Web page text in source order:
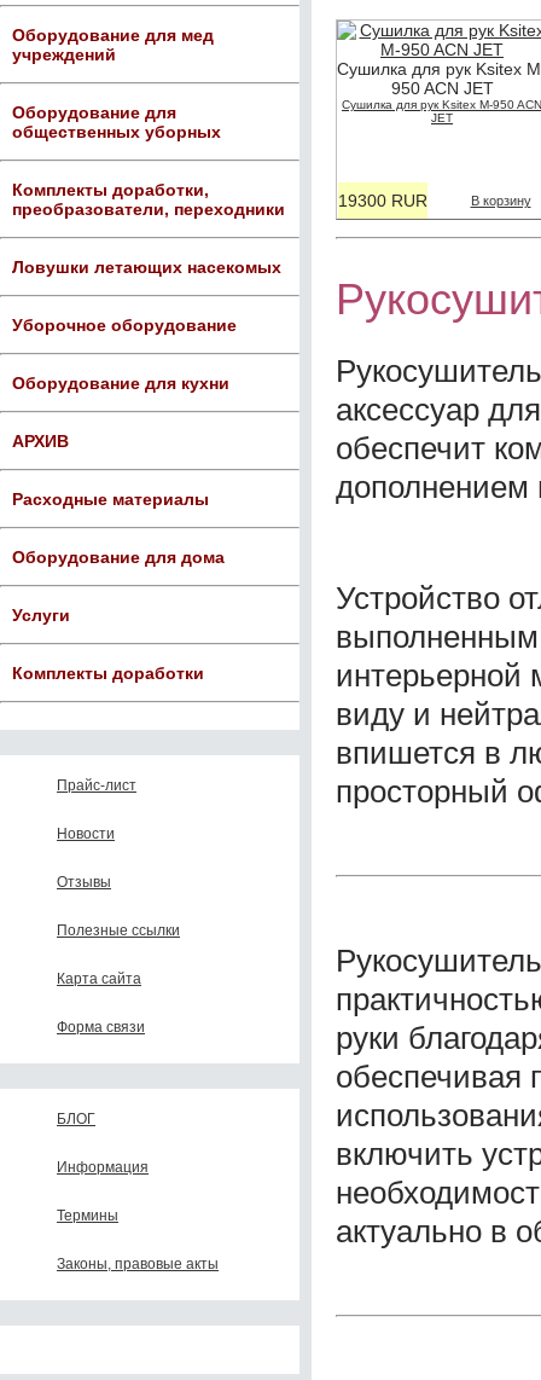
Оборудование для мед
учреждений
Оборудование для
общественных уборных
Комплекты доработки,
преобразователи, переходники
Ловушки летающих насекомых
Уборочное оборудование
Оборудование для кухни
АРХИВ
Расходные материалы
Оборудование для дома
Услуги
Комплекты доработки
Прайс-лист
Новости
Отзывы
Полезные ссылки
Карта сайта
Форма связи
БЛОГ
Информация
Термины
Законы, правовые акты
Сушилка для рук Ksitex
950 ACN JET
Сушилка для рук Ksitex M-950 ACN
JET
19300 RUR В корзину
аксессуар
обеспечит
дополнением
Устройство
выполненным
интерьерной
виду и
впишется в
просторный
руки
обеспечивая
включить
актуально в